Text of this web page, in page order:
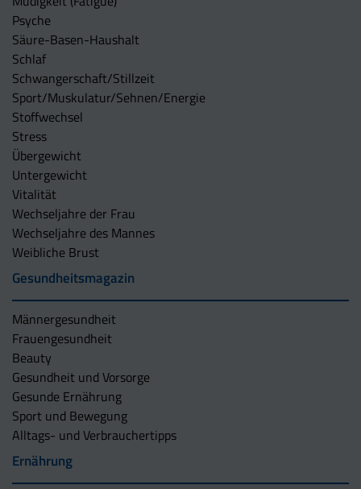
Psyche
Säure-Basen-Haushalt
Schlaf
Schwangerschaft/Stillzeit
Sport/Muskulatur/Sehnen/Energie
Stoffwechsel
Stress
Übergewicht
Untergewicht
Vitalität
Wechseljahre der Frau
Wechseljahre des Mannes
Weibliche Brust
Gesundheitsmagazin
Männergesundheit
Frauengesundheit
Beauty
Gesundheit und Vorsorge
Gesunde Ernährung
Sport und Bewegung
Alltags- und Verbrauchertipps
Ernährung